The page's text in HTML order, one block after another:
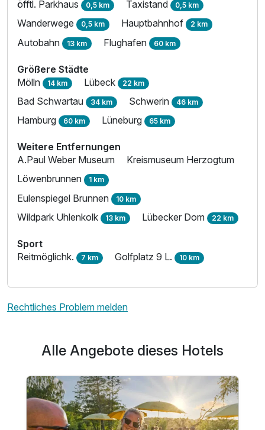
öfftl. Parkhaus 0,5 km Taxistand 0,5 km
Wanderwege 0,5 km Hauptbahnhof 2 km
Autobahn 13 km Flughafen 60 km
Größere Städte
Mölln 14 km Lübeck 22 km
Bad Schwartau 34 km Schwerin 46 km
Hamburg 60 km Lüneburg 65 km
Weitere Entfernungen
A.Paul Weber Museum
Kreismuseum Herzogtum
Löwenbrunnen 1 km
Eulenspiegel Brunnen 10 km
Wildpark Uhlenkolk 13 km Lübecker Dom 22 km
Sport
Reitmöglichk. 7 km Golfplatz 9 L. 10 km
Rechtliches Problem melden
Alle Angebote dieses Hotels